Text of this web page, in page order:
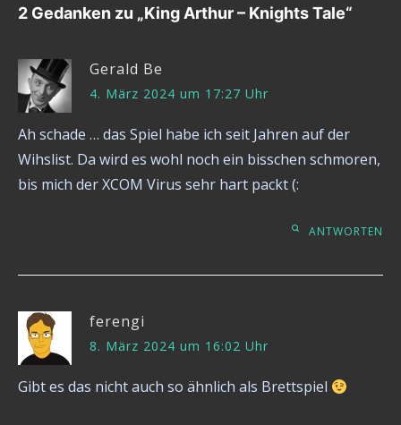
2 Gedanken zu „King Arthur – Knights Tale“
Gerald Be
4. März 2024 um 17:27 Uhr
Ah schade … das Spiel habe ich seit Jahren auf der
Wihslist. Da wird es wohl noch ein bisschen schmoren,
bis mich der XCOM Virus sehr hart packt (:
ANTWORTEN
ferengi
8. März 2024 um 16:02 Uhr
Gibt es das nicht auch so ähnlich als Brettspiel